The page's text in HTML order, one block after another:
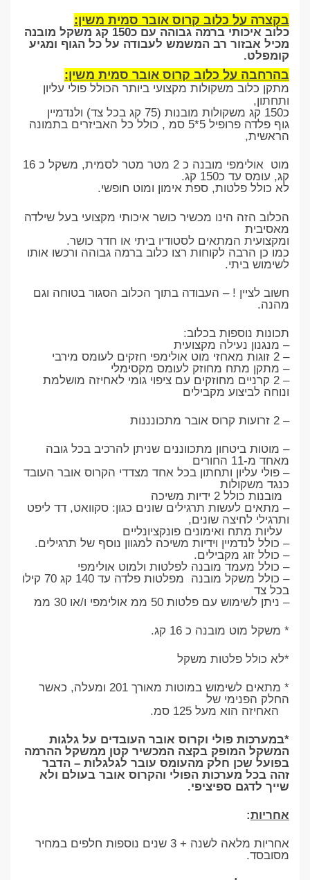
בקצרה על כלוב קרוס אובר סמית משין:
כלוב איכותי ברמה גבוהה עם כ150 קג משקל מובנה
מכיל אבזור רב המשמש לעבודה על כל הגוף ומגיע
קומפלט.
בהרחבה על כלוב קרוס אובר סמית משין:
מתקן כלוב משקולות מקצועי ביותר הכולל פולי עליון
ותחתון,
כ150 קג משקולות מובנות (75 קג בכל צד) ולנדמיין
גוף פלדה פרופיל 5*5 סמ , כולל כל האביזרים בתמונה
הראשית,
מוט אולימפי מובנה כ 2 מטר מטר לסמית, משקל כ 16
קג, עומס עד כ150 קג.
לא כולל פלטות, ספת אימון ומוט חופשי.
הכלוב הזה הינו מכשיר כושר איכותי מקצועי בעל שילדה
מאסיבית
ומקצועית המתאים לסטודיו ביתי או חדר כושר.
כמו כן הרבה לקוחות רצו כלוב ברמה גבוהה ורכשו אותו
לשימוש ביתי.
חשוב לציין ! – העבודה בתוך הכלוב הסגור בטוחה וגם
מהנה.
תכונות נוספות בכלוב:
– מנגנון נעילה מקצועית
– 2 זוגות מאחזי מוט אולימפי חזקים לעומס מירבי
– מתקן מתח מחוזק לעומס מקסימלי
– 2 קרניים מחוזקים עם ציפוי גומי לאחיזה מושלמת
ונוחה לביצוע מקבילים
– 2 זרועות קרוס אובר מתכונננות
– מוטות ביטחון מתכווננים שניתן להרכיב בכל גובה
מאחד מ-11 החורים
– פולי עליון ותחתון בכל אחד מצדדי הקרוס אובר העובד
כנגד משקולות
מובנות כולל 2 ידיות משיכה
– מתאים לעשות תרגילים שונים כגון: סקוואט, דד ליפט
ותרגילי לחיצה שונים,
עליות מתח ואימונים פונקציונליים
– כולל לנדמיין וידיות משיכה למגוון נוסף של תרגילים.
– כולל זוג מקבילים.
– כולל מעמד מובנה לפלטות ולמוט אולימפי
– כולל משקל מובנה מפלטות פלדה עד 140 קג 70 קילו
בכל צד
– ניתן לשימוש עם פלטות 50 ממ אולימפי ו/או 30 ממ
* משקל מוט מובנה כ 16 קג.
*לא כולל פלטות משקל
* מתאים לשימוש במוטות מאורך 201 ומעלה, כאשר
החלק הפנימי של
האחיזה הוא מעל 125 סמ.
*במערכות פולי וקרוס אובר העובדים על גלגות
המשקל המופק בקצה המכשיר קטן ממשקל ההרמה
בפועל שכן חלק מהעומס עובר לגלגלות – הדבר
זהה בכל מערכות הפולי והקרוס אובר בעולם ולא
שייך לדגם ספיציפי.
אחריות:
אחריות מלאה לשנה + 3 שנים נוספות חלפים במחיר
מסובסד.